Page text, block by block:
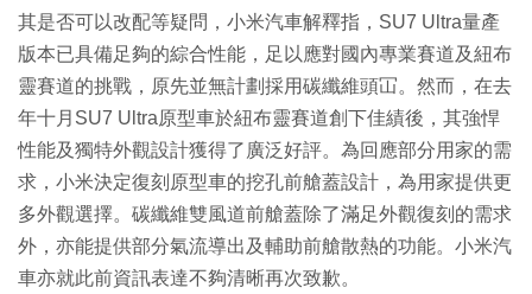
其是否可以改配等疑問，小米汽車解釋指，SU7 Ultra量產
版本已具備足夠的綜合性能，足以應對國內專業賽道及紐布
靈賽道的挑戰，原先並無計劃採用碳纖維頭冚。然而，在去
年十月SU7 Ultra原型車於紐布靈賽道創下佳績後，其強悍
性能及獨特外觀設計獲得了廣泛好評。為回應部分用家的需
求，小米決定復刻原型車的挖孔前艙蓋設計，為用家提供更
多外觀選擇。碳纖維雙風道前艙蓋除了滿足外觀復刻的需求
外，亦能提供部分氣流導出及輔助前艙散熱的功能。小米汽
車亦就此前資訊表達不夠清晰再次致歉。